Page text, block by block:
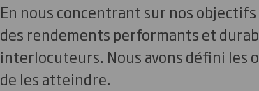
En nous concentrant sur nos
des rendements performants et
interlocuteurs. Nous avons défini les
de les atteindre.